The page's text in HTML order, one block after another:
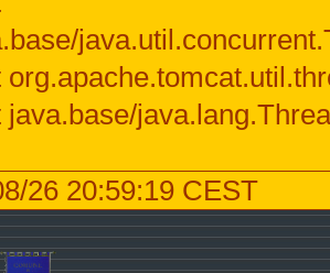
java.base/
26 20:59:19 CEST